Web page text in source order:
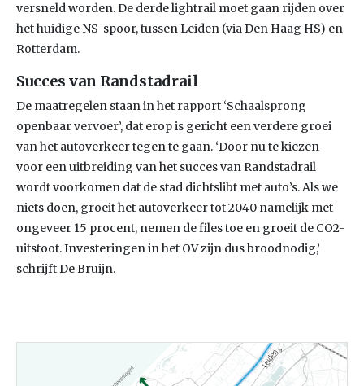
versneld worden. De derde lightrail moet gaan rijden over
het huidige NS-spoor, tussen Leiden (via Den Haag HS) en
Rotterdam.
Succes van Randstadrail
De maatregelen staan in het rapport ‘Schaalsprong
openbaar vervoer’, dat erop is gericht een verdere groei
van het autoverkeer tegen te gaan. ‘Door nu te kiezen
voor een uitbreiding van het succes van Randstadrail
wordt voorkomen dat de stad dichtslibt met auto’s. Als we
niets doen, groeit het autoverkeer tot 2040 namelijk met
ongeveer 15 procent, nemen de files toe en groeit de CO2-
uitstoot. Investeringen in het OV zijn dus broodnodig,’
schrijft De Bruijn.